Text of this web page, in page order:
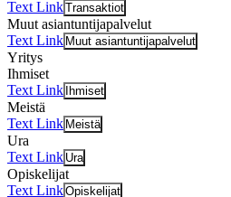
Text LinkTransaktiot
Muut asiantuntijapalvelut
Text Link Muut asiantuntijapalvelut
Yritys
Ihmiset
Text Link Ihmiset
Meistä
Text Link Meistä
Ura
Text Link Ura
Opiskelijat
Text LinkOpiskelijat